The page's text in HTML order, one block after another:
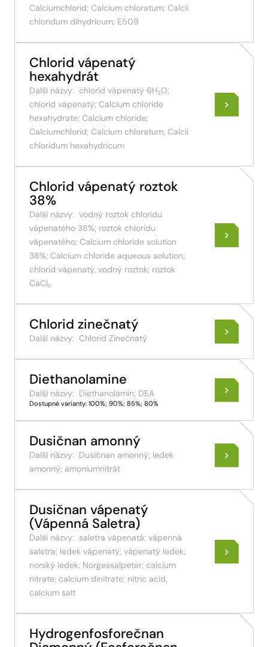
Calciumchlorid; Calcium chloratum; Calcii
chloridum dihydricum; E509
Chlorid vápenatý
hexahydrát
Další názvy: chlorid vápenatý 6H₂O;
chlorid vápenatý; Calcium chloride
hexahydrate; Calcium chloride;
Calciumchlorid; Calcium chloratum; Calcii
chloridum hexahydricum
Chlorid vápenatý roztok
38%
Další názvy: vodný roztok chloridu
vápenatého 38%; roztok chloridu
vápenatého; Calcium chloride solution
38%; Calcium chloride aqueous solution;
chlorid vápenatý, vodný roztok; roztok
CaCl₂
Chlorid zinečnatý
Další názvy: Chlorid Zinečnatý
Diethanolamine
Další názvy: Diethanolamin; DEA
Dostupné varianty: 100%; 90%; 85%; 80%
Dusičnan amonný
Další názvy: Dusičnan amonný; ledek
amonný; amoniumnitrát
Dusičnan vápenatý
(Vápenná Saletra)
Další názvy: saletra vápenatá; vápenná
saletra; ledek vápenatý; vápenatý ledek;
norský ledek; Norgessalpeter; calcium
nitrate; calcium dinitrate; nitric acid,
calcium salt
Hydrogenfosforečnan